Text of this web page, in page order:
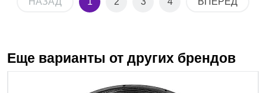
Еще варианты от других брендов